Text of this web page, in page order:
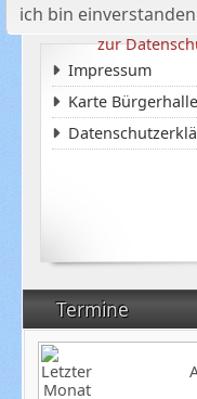
Termine
Impressum
Karte Bürgerhalle
ich bin einverstanden
zur